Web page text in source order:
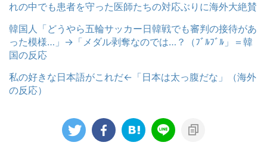
れの中でも患者を守った医師たちの対応ぶりに海外大絶賛
韓国人「どうやら五輪サッカー日韓戦でも審判の接待があ
った模様…」→「メダル剥奪なのでは…？（ﾌﾞﾙﾌﾞﾙ」＝韓
国の反応
私の好きな日本語がこれだ←「日本は太っ腹だな」（海外
の反応）